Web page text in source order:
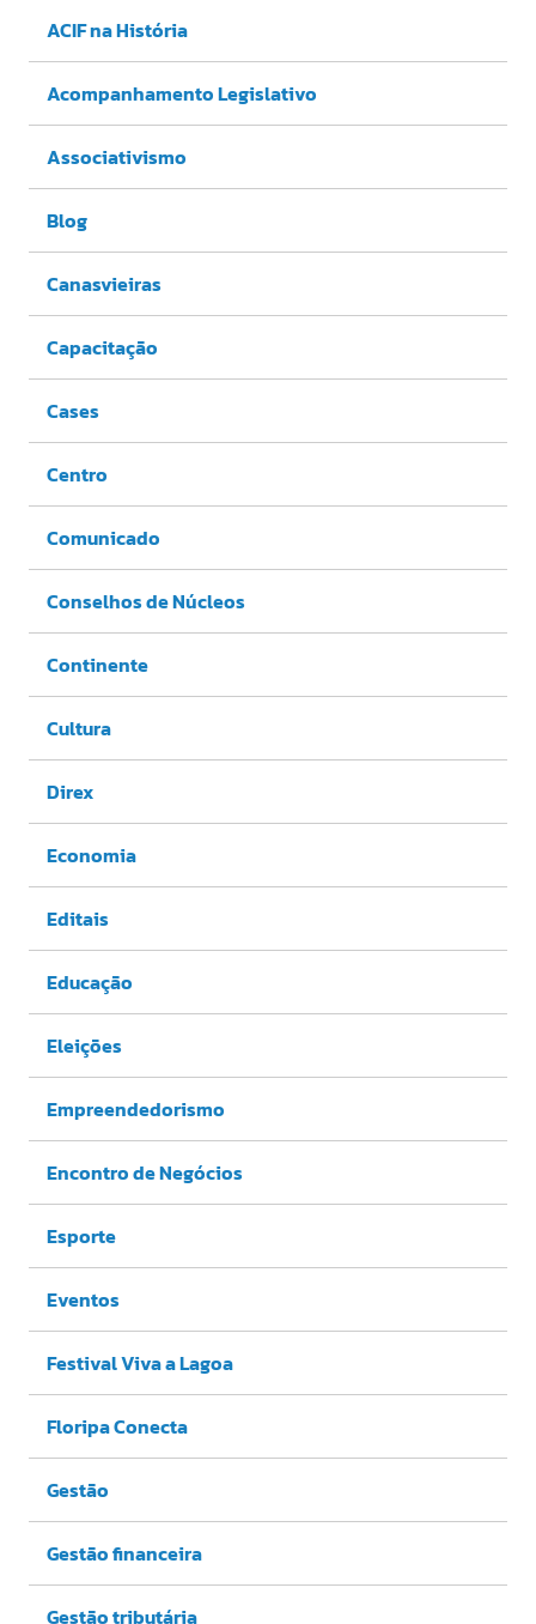
ACIF na História
Acompanhamento Legislativo
Associativismo
Blog
Canasvieiras
Capacitação
Cases
Centro
Comunicado
Conselhos de Núcleos
Continente
Cultura
Direx
Economia
Editais
Educação
Eleições
Empreendedorismo
Encontro de Negócios
Esporte
Eventos
Festival Viva a Lagoa
Floripa Conecta
Gestão
Gestão financeira
Gestão tributária